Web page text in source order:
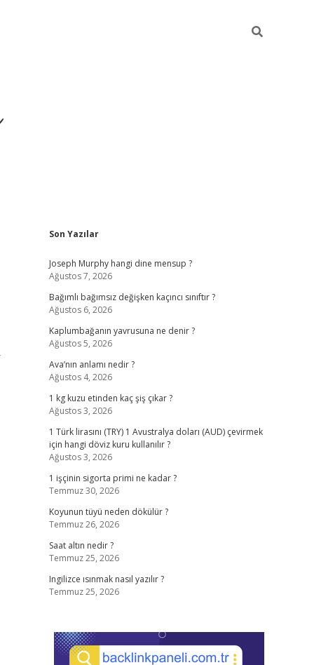
Sidebar
Son Yazılar
Joseph Murphy hangi dine mensup ?
Ağustos 7, 2026
Bağımlı bağımsız değişken kaçıncı sınıftır ?
Ağustos 6, 2026
Kaplumbağanın yavrusuna ne denir ?
Ağustos 5, 2026
Ava’nın anlamı nedir ?
Ağustos 4, 2026
1 kg kuzu etinden kaç şiş çıkar ?
Ağustos 3, 2026
1 Türk lirasını (TRY) 1 Avustralya doları (AUD) çevirmek
için hangi döviz kuru kullanılır ?
Ağustos 3, 2026
1 işçinin sigorta primi ne kadar ?
Temmuz 30, 2026
Koyunun tüyü neden dökülür ?
Temmuz 26, 2026
Saat altın nedir ?
Temmuz 25, 2026
Ingilizce ısınmak nasıl yazılır ?
Temmuz 25, 2026